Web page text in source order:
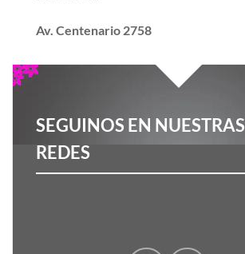
Av. Centenario 2758
SEGUINOS EN NUESTRAS
REDES